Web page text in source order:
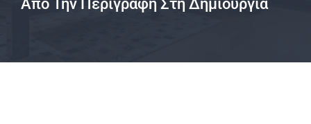
Από Την Περιγραφή Στη Δημιουργία